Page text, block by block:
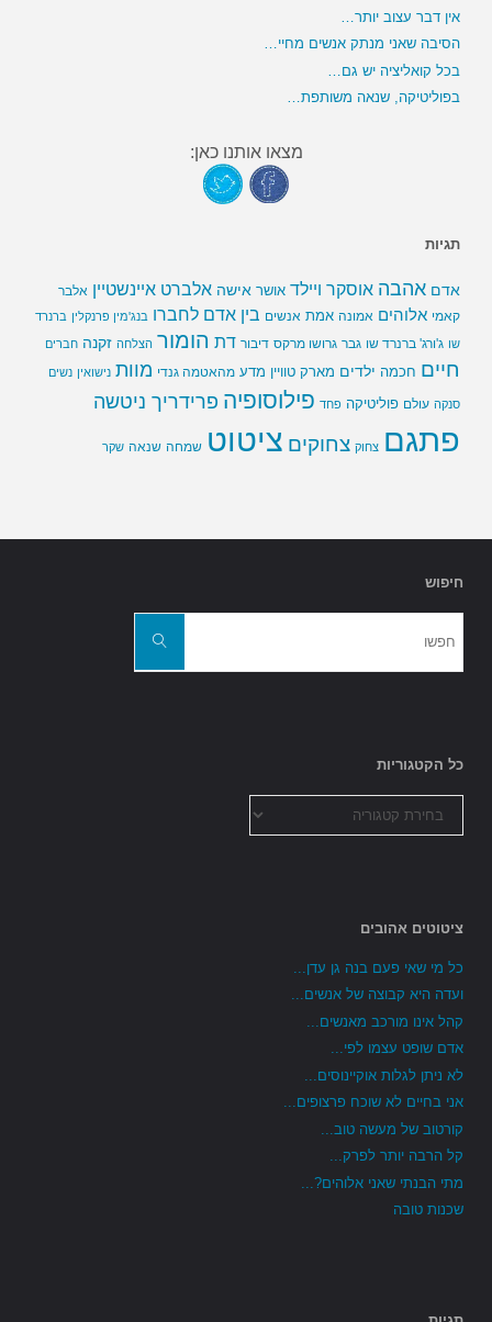
אין דבר עצוב יותר…
הסיבה שאני מנתק אנשים מחיי…
בכל קואליציה יש גם…
בפוליטיקה, שנאה משותפת…
מצאו אותנו כאן:
תגיות
אדם אהבה אוסקר ויילד אושר אישה אלברט איינשטיין אלבר
קאמי אלוהים אמונה אמת אנשים בין אדם לחברו בנג'מין פרנקלין ברנרד
שו ג'ורג' ברנרד שו גבר גרושו מרקס דיבור דת הומור הצלחה זקנה חברים
חיים חכמה ילדים מארק טוויין מדע מהאטמה גנדי מוות נישואין נשים
סנקה עולם פוליטיקה פחד פילוסופיה פרידריך ניטשה
פתגם צחוק צחוקים ציטוט שמחה שנאה שקר
חיפוש
חפשו
כל הקטגוריות
הקטגוריות
ציטוטים אהובים
כל מי שאי פעם בנה גן עדן...
ועדה היא קבוצה של אנשים...
קהל אינו מורכב מאנשים...
אדם שופט עצמו לפי...
לא ניתן לגלות אוקיינוסים...
אני בחיים לא שוכח פרצופים...
קורטוב של מעשה טוב...
קל הרבה יותר לפרק...
מתי הבנתי שאני אלוהים?...
שכנות טובה